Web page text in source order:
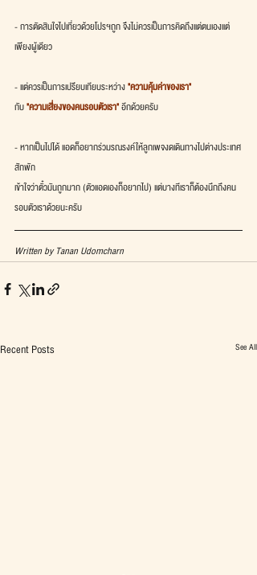
- การตัดสินใจไปเที่ยวด้วยโปรฯถูก จึงไม่ควรเป็นการคิดถึงแต่ตนเองแต่
เพียงผู้เดียว
- แต่ควรเป็นการเปรียบเทียบระหว่าง "ความคุ้มค่าของเรา"
กับ "ความเสี่ยงของคนรอบตัวเรา" อีกด้วยครับ
- หากเป็นไปได้ แอดก็อยากร่วมรณรงค์ให้ลูกเพจงดเดินทางไปต่างประเทศ
สักพัก
เข้าใจว่าตั๋วมันถูกมาก (ตัวแอดเองก็อยากไป) แต่บางทีเราก็ต้องนึกถึงคน
รอบตัวเราด้วยนะครับ
Written by Tanan Udomcharn
Recent Posts See All